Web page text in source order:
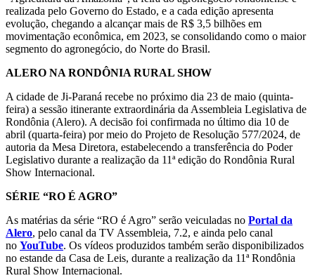
realizada pelo Governo do Estado, e a cada edição apresenta
evolução, chegando a alcançar mais de R$ 3,5 bilhões em
movimentação econômica, em 2023, se consolidando como o maior
segmento do agronegócio, do Norte do Brasil.
ALERO NA RONDÔNIA RURAL SHOW
A cidade de Ji-Paraná recebe no próximo dia 23 de maio (quinta-
feira) a sessão itinerante extraordinária da Assembleia Legislativa de
Rondônia (Alero). A decisão foi confirmada no último dia 10 de
abril (quarta-feira) por meio do Projeto de Resolução 577/2024, de
autoria da Mesa Diretora, estabelecendo a transferência do Poder
Legislativo durante a realização da 11ª edição do Rondônia Rural
Show Internacional.
SÉRIE “RO É AGRO”
As matérias da série “RO é Agro” serão veiculadas no Portal da
Alero, pelo canal da TV Assembleia, 7.2, e ainda pelo canal
no YouTube. Os vídeos produzidos também serão disponibilizados
no estande da Casa de Leis, durante a realização da 11ª Rondônia
Rural Show Internacional.